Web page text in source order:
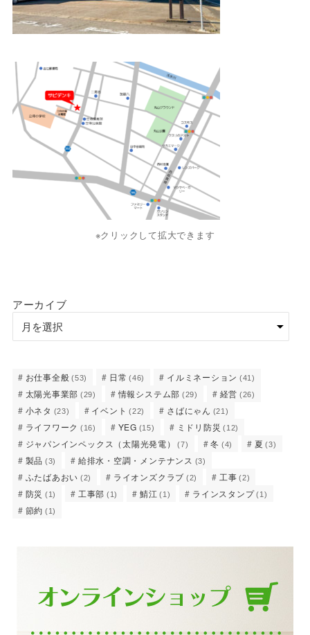
※クリックして拡大できます
アーカイブ
お仕事全般 (53) 日常 (46) イルミネーション (41)
太陽光事業部 (29) 情報システム部 (29) 経営 (26)
小ネタ (23) イベント (22) さばにゃん (21)
ライフワーク (16) YEG (15) ミドリ防災 (12)
ジャパンインペックス（太陽光発電） (7) 冬 (4) 夏 (3)
製品 (3) 給排水・空調・メンテナンス (3)
ふたばあおい (2) ライオンズクラブ (2) 工事 (2)
防災 (1) 工事部 (1) 鯖江 (1) ラインスタンプ (1)
節約 (1)